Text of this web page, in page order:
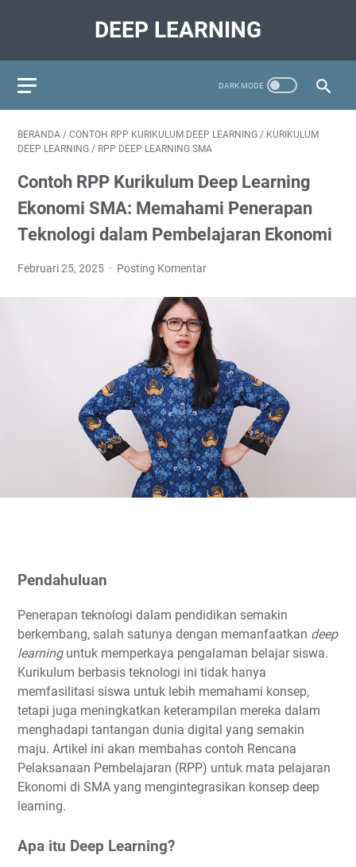
DEEP LEARNING
BERANDA / CONTOH RPP KURIKULUM DEEP LEARNING / KURIKULUM
DEEP LEARNING / RPP DEEP LEARNING SMA
Contoh RPP Kurikulum Deep Learning
Ekonomi SMA: Memahami Penerapan
Teknologi dalam Pembelajaran Ekonomi
Februari 25, 2025 Posting Komentar
Pendahuluan
Penerapan teknologi dalam pendidikan semakin
berkembang, salah satunya dengan memanfaatkan deep
learninguntuk memperkaya pengalaman belajar siswa.
Kurikulum berbasis teknologi ini tidak hanya
memfasilitasi siswa untuk lebih memahami konsep,
tetapi juga meningkatkan keterampilan mereka dalam
menghadapi tantangan dunia digital yang semakin
maju. Artikel ini akan membahas contoh Rencana
Pelaksanaan Pembelajaran (RPP) untuk mata pelajaran
Ekonomi di SMA yang mengintegrasikan konsep deep
learning.
Apa itu Deep Learning?